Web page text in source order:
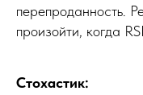
перепроданность.
произойти, когда
Стохастик: